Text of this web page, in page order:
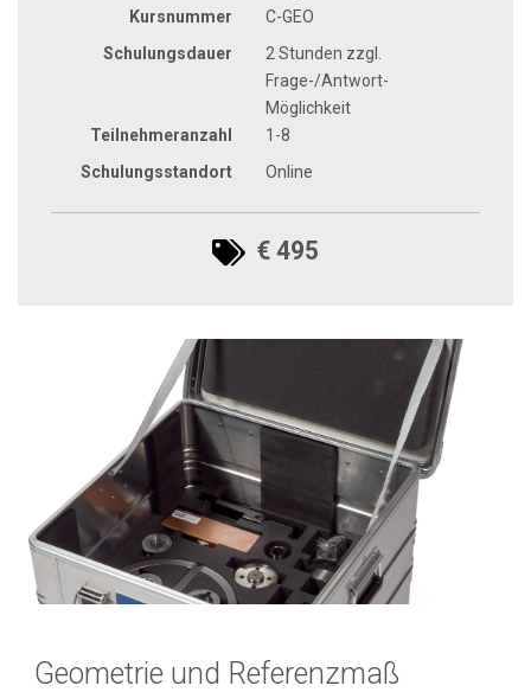
Kursnummer
C-GEO
Schulungsdauer
2 Stunden zzgl.
Frage-/Antwort-
Möglichkeit
Teilnehmeranzahl
1-8
Schulungsstandort
Online
€ 495
Geometrie und Referenzmaß